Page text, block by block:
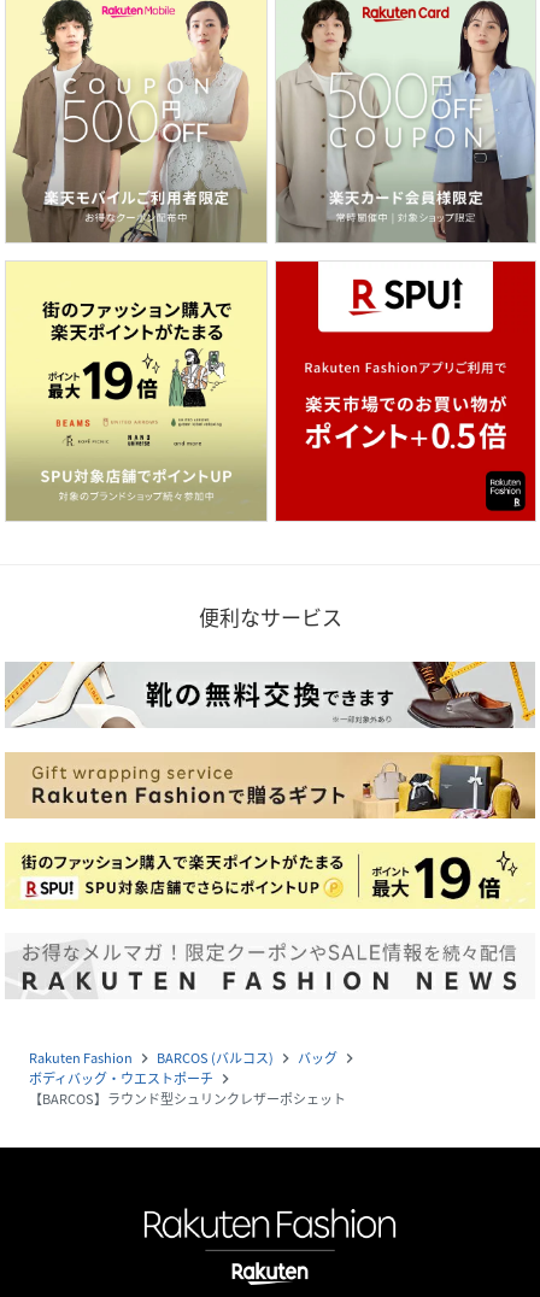
便利なサービス
Rakuten Fashion navigate_next BARCOS (バルコス) navigate_next バッグ navigate_next
ボディバッグ・ウエストポーチ navigate_next
【BARCOS】ラウンド型シュリンクレザーポシェット